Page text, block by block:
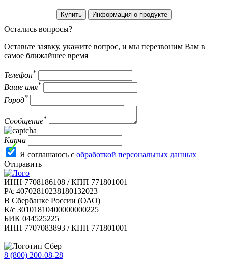
Купить Информация о продукте
Остались вопросы?
Оставьте заявку, укажите вопрос, и мы перезвоним Вам в
самое ближайшее время
Телефон*
Ваше имя*
Город*
Сообщение*
Капча
Я соглашаюсь с обработкой персональных данных
Отправить
ИНН 7708186108 / КПП 771801001
Р/с 40702810238180132023
В Сбербанке России (ОАО)
К/с 30101810400000000225
БИК 044525225
ИНН 7707083893 / КПП 771801001
8 (800) 200-08-28